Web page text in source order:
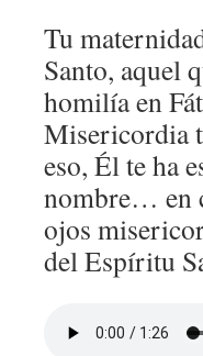
Tu
Santo, aquel
homilía en
Misericordia
eso, Él te ha
nombre… en
ojos
del Espíritu